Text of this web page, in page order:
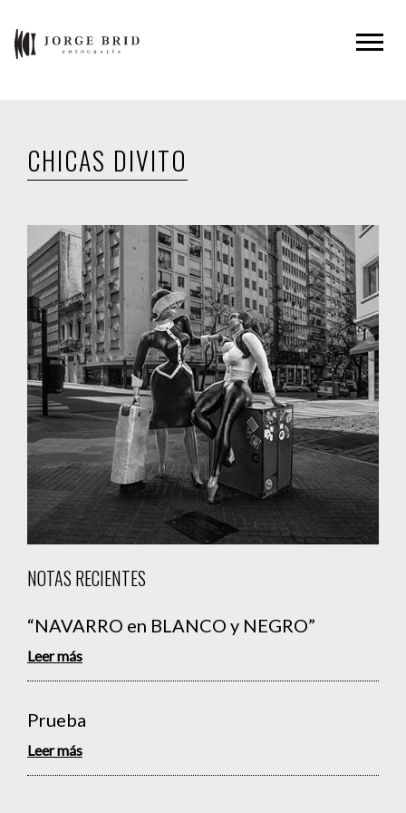
CHICAS DIVITO
NOTAS RECIENTES
“NAVARRO en BLANCO y NEGRO”
Leer más
Prueba
Leer más